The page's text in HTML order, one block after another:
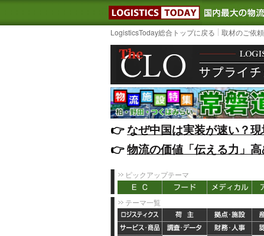
LOGISTICS
LogisticsToday総合トップに戻る 取材のご依
👉️なぜ中国は実装が速い？
👉️物流の価値「伝える力」
ピックアップテーマ
テーマ一覧